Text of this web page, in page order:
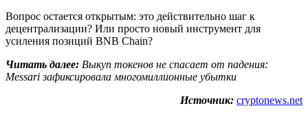
Вопрос остается открытым: это действительно шаг к
децентрализации? Или просто новый инструмент для
усиления позиций BNB Chain?
Читать далее: Выкуп токенов не спасает от падения:
Messari зафиксировала многомиллионные убытки
Источник: cryptonews.net